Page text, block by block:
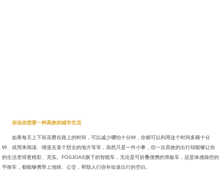
你说你想要一种高效的城市生活
如果每天上下班花费在路上的时间，可以减少哪怕十分钟，你都可以利用这个时间多睡十分
钟、或用来阅读、绕道去某个想去的地方等等，虽然只是一件小事，但一次高效的出行却能够让你
的生活变得更精彩、充实。FOSJOAS旗下的智能车，无论是可折叠便携的滑板车，还是体感操控的
平衡车，都能够携带上地铁、公交，帮助人们弥补短途出行的空白。